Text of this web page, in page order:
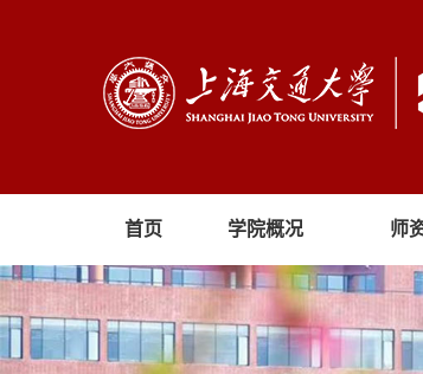
首页 学院概况 师